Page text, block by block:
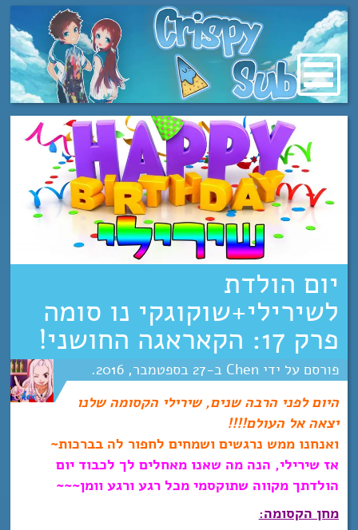
מעבר
לתוכן
יום הולדת
לשירילי+שוקוגקי נו סומה
פרק 17: הקאראגה החושני!
Chen
27 ספטמבר 2016
היום לפני הרבה שנים, שירילי הקסומה שלנו
יצאה אל העולם!!!!
ואנחנו ממש נרגשים ושמחים לחפור לה בברכות~
אז שירילי, הנה מה שאנו מאחלים לך לכבוד יום
הולדתך מקווה שתוקסמי מכל רגע ורגע וומן~~~
מחן הקסומה: